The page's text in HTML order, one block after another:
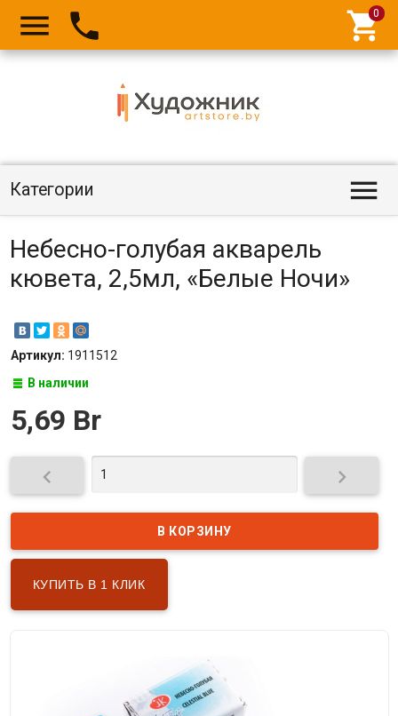
  
Категории 
Небесно-голубая акварель
кювета, 2,5мл, «Белые Ночи»
Артикул: 1911512
В наличии
5,69 Br
 
КУПИТЬ В 1 КЛИК